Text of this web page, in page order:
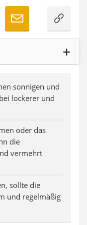
sonnigen und
lockerer und
oder das
die
vermehrt
sollte die
und regelmäßig